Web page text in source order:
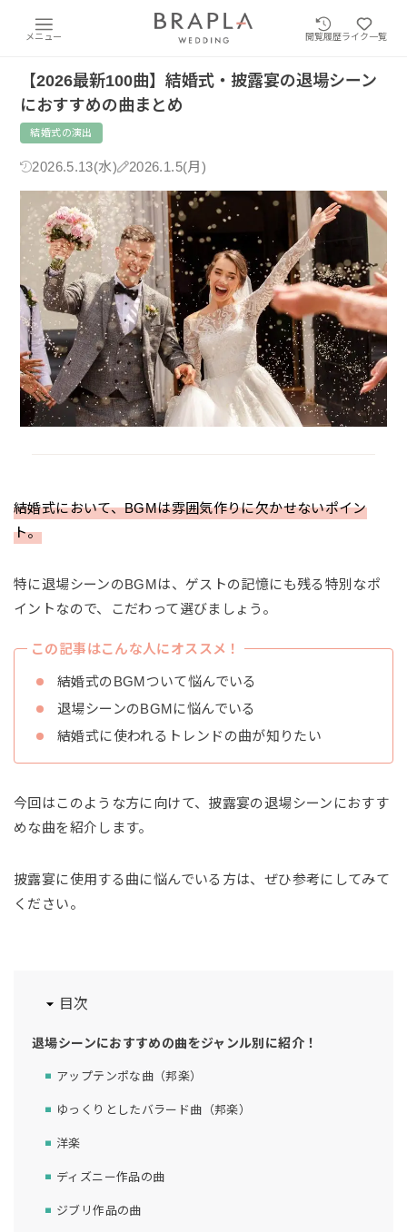
メニュー 閲覧履歴ライク一覧
【2026最新100曲】結婚式・披露宴の退場シーン
におすすめの曲まとめ
結婚式の演出
2026.5.13(水) 2026.1.5(月)
結婚式において、BGMは雰囲気作りに欠かせないポイン
ト。
特に退場シーンのBGMは、ゲストの記憶にも残る特別なポ
イントなので、こだわって選びましょう。
この記事はこんな人にオススメ！
結婚式のBGMついて悩んでいる
退場シーンのBGMに悩んでいる
結婚式に使われるトレンドの曲が知りたい
今回はこのような方に向けて、披露宴の退場シーンにおすす
めな曲を紹介します。
披露宴に使用する曲に悩んでいる方は、ぜひ参考にしてみて
ください。
目次
退場シーンにおすすめの曲をジャンル別に紹介！
アップテンポな曲（邦楽）
ゆっくりとしたバラード曲（邦楽）
洋楽
ディズニー作品の曲
ジブリ作品の曲